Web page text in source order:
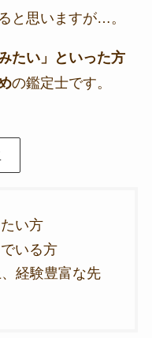
と思いますが…。
たい」といった方
の鑑定士です。
い方
いる方
経験豊富な先